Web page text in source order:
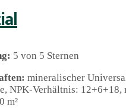
5 von 5 Sternen
mineralischer
NPK-Verhältnis:
m²